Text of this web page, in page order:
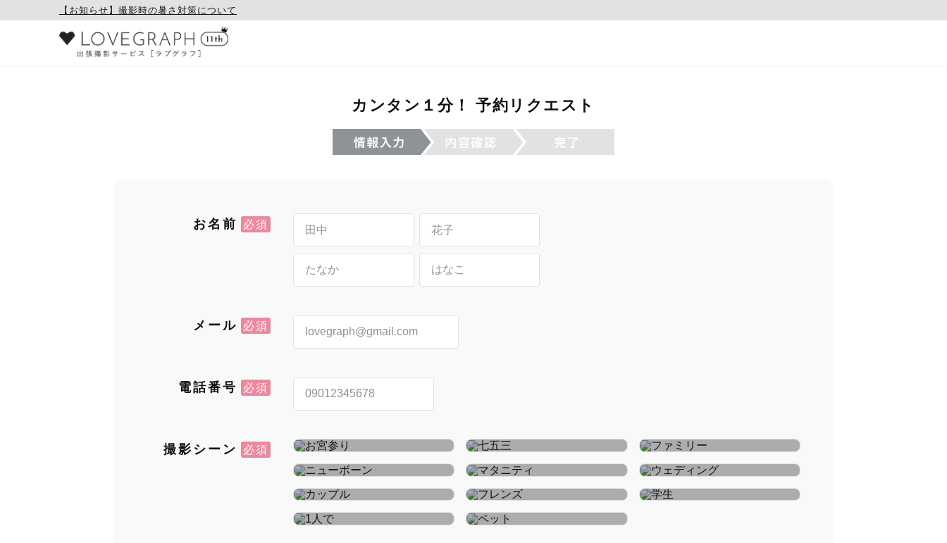
【お知らせ】撮影時の暑さ対策について
カンタン１分！ 予約リクエスト
お名前
メール
電話番号
撮影シーン
お宮参り・お食い初め
七五三
ファミリー
ニューボーン
マタニティ
ウェディング